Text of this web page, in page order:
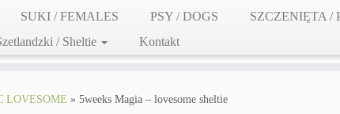
SUKI / FEMALES PSY / DOGS SZCZENIĘTA /
/ Sheltie
Kontakt
LOVESOME » 5weeks Magia – lovesome sheltie